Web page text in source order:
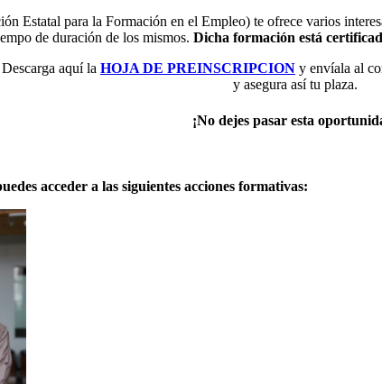
Estatal para la Formación en el Empleo) te ofrece varios
de duración de los mismos. Dicha formación está
Descarga aquí la HOJA DE PREINSCRIPCION y envíala al
y asegura así tu plaza.
¡No dejes pasar esta
acceder a las siguientes acciones formativas: